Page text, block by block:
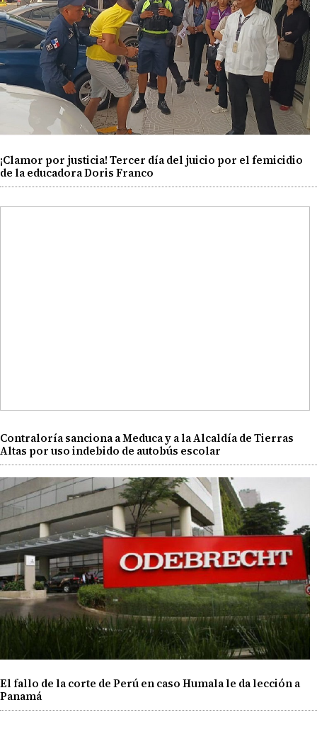
¡Clamor por justicia! Tercer día del juicio por el femicidio
de la educadora Doris Franco
Contraloría sanciona a Meduca y a la Alcaldía de Tierras
Altas por uso indebido de autobús escolar
El fallo de la corte de Perú en caso Humala le da lección a
Panamá